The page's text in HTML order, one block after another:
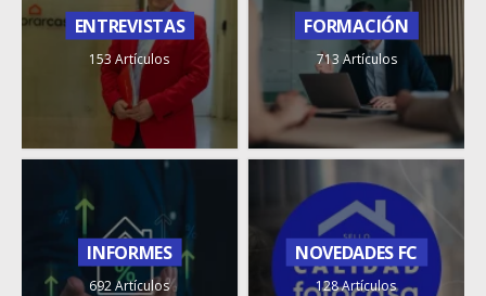
ENTREVISTAS
153 Artículos
FORMACIÓN
713 Artículos
INFORMES
692 Artículos
NOVEDADES FC
128 Artículos